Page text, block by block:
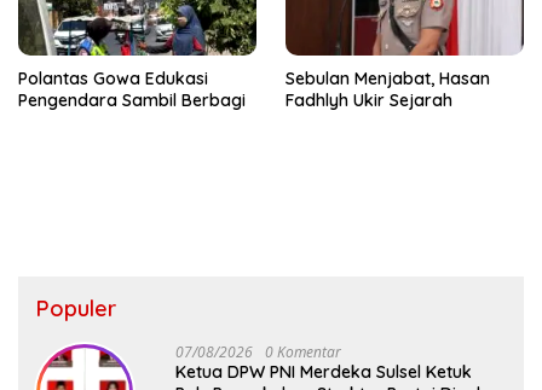
Polantas Gowa Edukasi
Pengendara Sambil Berbagi
Sebulan Menjabat, Hasan
Fadhlyh Ukir Sejarah
Populer
07/08/2026 0 Komentar
Ketua DPW PNI Merdeka Sulsel Ketuk